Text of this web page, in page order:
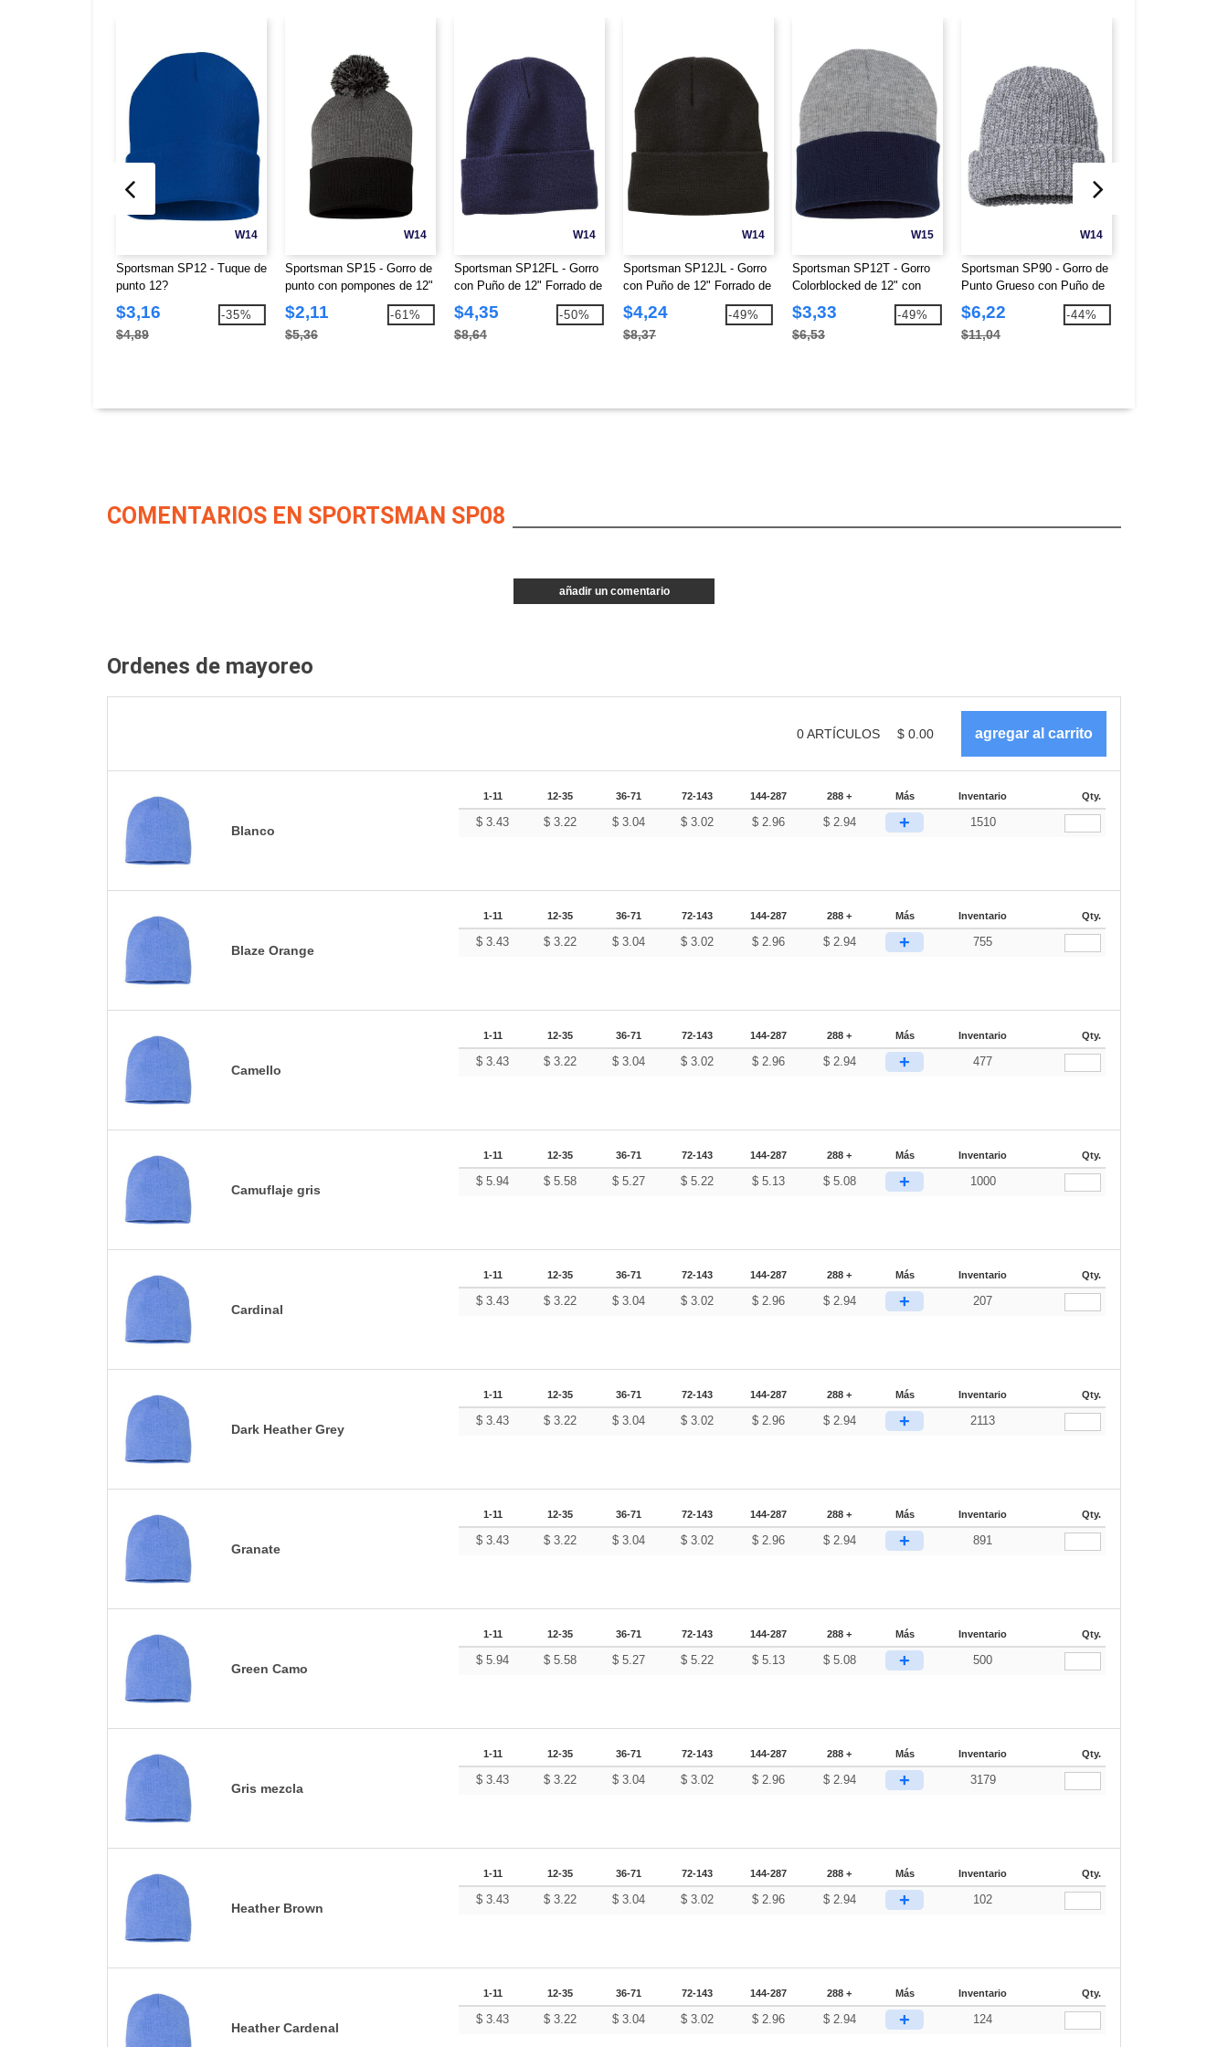
W14
Sportsman SP12 - Tuque de
punto 12?
$3,16
$4,89
-35%
W14
Sportsman SP15 - Gorro de
punto con pompones de 12"
$2,11
$5,36
-61%
W14
Sportsman SP12FL - Gorro
con Puño de 12" Forrado de
Fleece
$4,35
$8,64
-50%
W14
Sportsman SP12JL - Gorro
con Puño de 12" Forrado de
Jersey
$4,24
$8,37
-49%
W15
Sportsman SP12T - Gorro
Colorblocked de 12" con
Puño
$3,33
$6,53
-49%
W14
Sportsman SP90 - Gorro de
Punto Grueso con Puño de
12"
$6,22
$11,04
-44%
COMENTARIOS EN SPORTSMAN SP08
añadir un comentario
Ordenes de mayoreo
0ARTÍCULOS $ 0.00
Blanco
1-11 12-35 36-71 72-143 144-287 288 + Más Inventario Qty.
$3.43 $3.22 $ 3.04 $ 3.02 $ 2.96 $ 2.94 + 1510
Blaze Orange
1-11 12-35 36-71 72-143 144-287 288 + Más Inventario Qty.
$3.43 $3.22 $ 3.04 $ 3.02 $ 2.96 $ 2.94 + 755
Camello
1-11 12-35 36-71 72-143 144-287 288 + Más Inventario Qty.
$3.43 $3.22 $ 3.04 $ 3.02 $ 2.96 $ 2.94 + 477
Camuflaje gris
1-11 12-35 36-71 72-143 144-287 288 + Más Inventario Qty.
$5.94 $5.58 $ 5.27 $ 5.22 $ 5.13 $ 5.08 + 1000
Cardinal
1-11 12-35 36-71 72-143 144-287 288 + Más Inventario Qty.
$3.43 $3.22 $ 3.04 $ 3.02 $ 2.96 $ 2.94 + 207
Dark Heather Grey
1-11 12-35 36-71 72-143 144-287 288 + Más Inventario Qty.
$3.43 $3.22 $ 3.04 $ 3.02 $ 2.96 $ 2.94 + 2113
Granate
1-11 12-35 36-71 72-143 144-287 288 + Más Inventario Qty.
$3.43 $3.22 $ 3.04 $ 3.02 $ 2.96 $ 2.94 + 891
Green Camo
1-11 12-35 36-71 72-143 144-287 288 + Más Inventario Qty.
$5.94 $5.58 $ 5.27 $ 5.22 $ 5.13 $ 5.08 + 500
Gris mezcla
1-11 12-35 36-71 72-143 144-287 288 + Más Inventario Qty.
$3.43 $3.22 $ 3.04 $ 3.02 $ 2.96 $ 2.94 + 3179
Heather Brown
1-11 12-35 36-71 72-143 144-287 288 + Más Inventario Qty.
$3.43 $3.22 $ 3.04 $ 3.02 $ 2.96 $ 2.94 + 102
Heather Cardenal
1-11 12-35 36-71 72-143 144-287 288 + Más Inventario Qty.
$3.43 $3.22 $ 3.04 $ 3.02 $ 2.96 $ 2.94 + 124